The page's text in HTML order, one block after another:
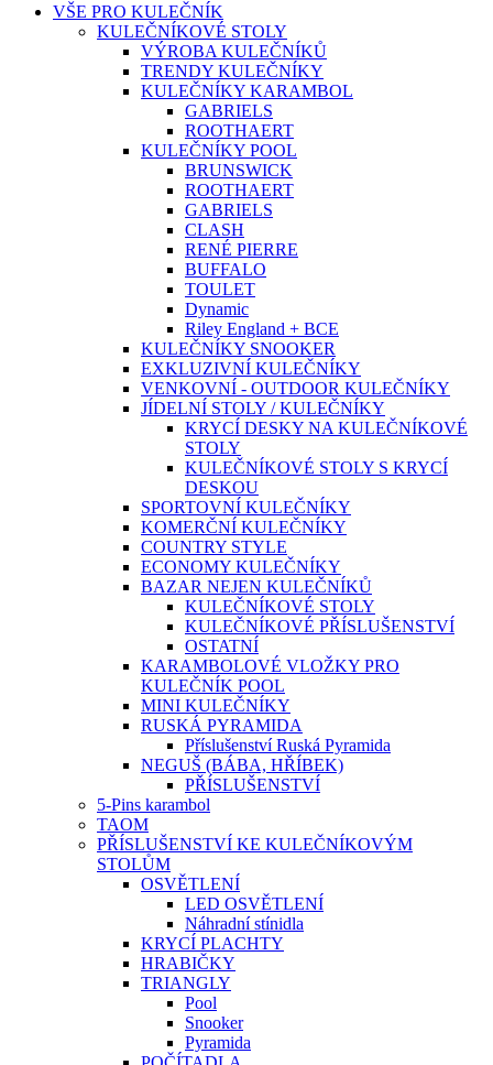
VŠE PRO KULEČNÍK
KULEČNÍKOVÉ STOLY
VÝROBA KULEČNÍKŮ
TRENDY KULEČNÍKY
KULEČNÍKY KARAMBOL
GABRIELS
ROOTHAERT
KULEČNÍKY POOL
BRUNSWICK
ROOTHAERT
GABRIELS
CLASH
RENÉ PIERRE
BUFFALO
TOULET
Dynamic
Riley England + BCE
KULEČNÍKY SNOOKER
EXKLUZIVNÍ KULEČNÍKY
VENKOVNÍ - OUTDOOR KULEČNÍKY
JÍDELNÍ STOLY / KULEČNÍKY
KRYCÍ DESKY NA KULEČNÍKOVÉ
STOLY
KULEČNÍKOVÉ STOLY S KRYCÍ
DESKOU
SPORTOVNÍ KULEČNÍKY
KOMERČNÍ KULEČNÍKY
COUNTRY STYLE
ECONOMY KULEČNÍKY
BAZAR NEJEN KULEČNÍKŮ
KULEČNÍKOVÉ STOLY
KULEČNÍKOVÉ PŘÍSLUŠENSTVÍ
OSTATNÍ
KARAMBOLOVÉ VLOŽKY PRO
KULEČNÍK POOL
MINI KULEČNÍKY
RUSKÁ PYRAMIDA
Příslušenství Ruská Pyramida
NEGUŠ (BÁBA, HŘÍBEK)
PŘÍSLUŠENSTVÍ
5-Pins karambol
TAOM
PŘÍSLUŠENSTVÍ KE KULEČNÍKOVÝM
STOLŮM
OSVĚTLENÍ
LED OSVĚTLENÍ
Náhradní stínidla
KRYCÍ PLACHTY
HRABIČKY
TRIANGLY
Pool
Snooker
Pyramida